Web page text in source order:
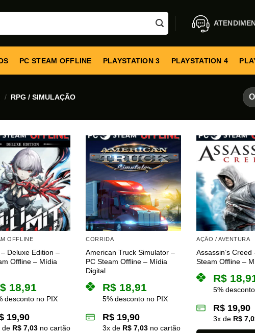
PC STEAM OFFLINE PLAYSTATION 3 PLAYSTATION 4
/ RPG / SIMULAÇÃO
OFFLINE
Deluxe Edition –
Offline – Mídia
18,91
desconto no PIX
19,90
de R$7,03no cartão
CORRIDA
American Truck Simulator –
PC Steam Offline – Mídia
Digital
R$ 18,91
5% desconto no PIX
R$ 19,90
3x de R$ 7,03 no cartão
AÇÃO / AVENTURA
Assassin’s Creed
Steam Offline –
R$
5%
R$ 19,90
3x de R$